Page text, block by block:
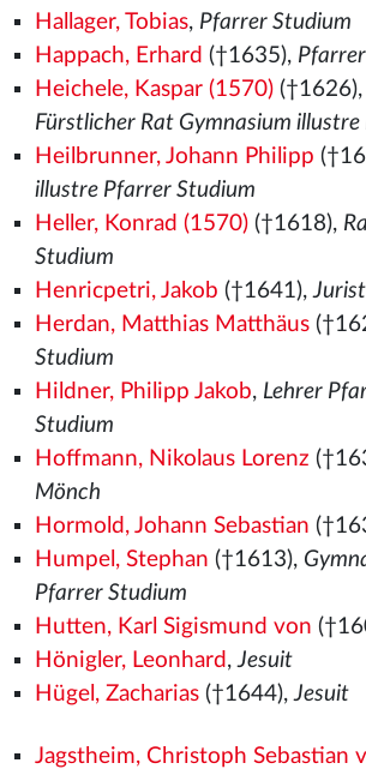
Hallager, Tobias, Pfarrer Studium
Happach, Erhard (†1635),
Heichele, Kaspar (1570)
Fürstlicher Rat Gymnasium illustre
Heilbrunner, Johann Philipp
illustre Pfarrer Studium
Heller, Konrad (1570)(†1618),
Studium
Henricpetri, Jakob (†1641),
Herdan, Matthias Matthäus
Studium
Hildner, Philipp Jakob, Lehrer
Studium
Hoffmann, Nikolaus Lorenz
Mönch
Hormold, Johann Sebastian
Humpel, Stephan (†1613),
Pfarrer Studium
Hutten, Karl Sigismund von
Hönigler, Leonhard ,Jesuit
Hügel, Zacharias(†1644),Jesuit
Jagstheim, Christoph Sebastian